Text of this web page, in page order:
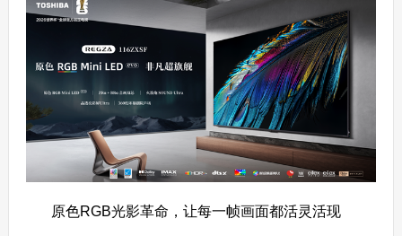
原色RGB光影革命，让每一帧画面都活灵活现